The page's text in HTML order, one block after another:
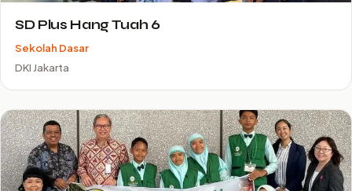
SD Plus Hang Tuah 6
Sekolah Dasar
DKI Jakarta